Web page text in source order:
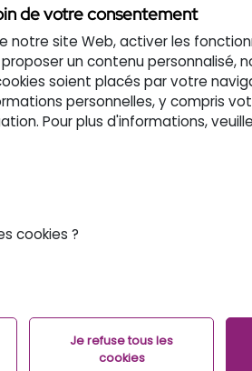
Sénatorial sur le Handicap.
, Délégué
des personnes
de votre consentement
notre site Web, activer les
un contenu personnalisé,
soient placés par votre
personnelles, y compris
Pour plus d'informations,
cookies ?
Je refuse tous les
cookies